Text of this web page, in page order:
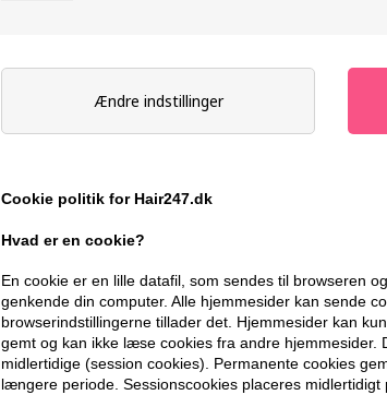
Ændre indstillinger
Cookie politik for Hair247.dk
Hvad er en cookie?
En cookie er en lille datafil, som sendes til browseren
genkende din computer. Alle hjemmesider kan sende
browserindstillingerne tillader det. Hjemmesider kan
gemt og kan ikke læse cookies fra andre hjemmesider.
midlertidige (session cookies). Permanente cookies
længere periode. Sessionscookies placeres